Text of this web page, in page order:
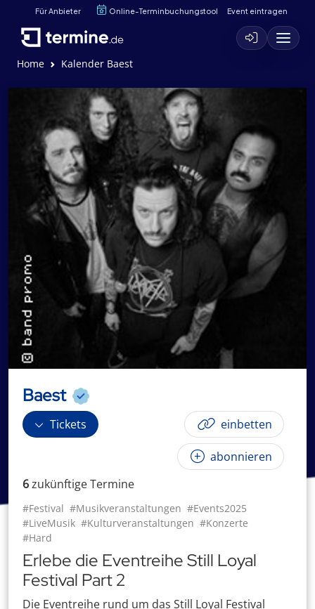
Für Anbieter Online-Terminbuchungstool Event eintragen
Home Kalender Baest
Baest
Tickets einbetten
abonnieren
6zukünftigeTermine
#Festival #Musikveranstaltungen #Events2025
#LiveMusik #Kulturveranstaltungen #Konzerte
#Hard
Erlebe die Eventreihe Still Loyal
Festival Part 2
Die Eventreihe rund um das Still Loyal Festival